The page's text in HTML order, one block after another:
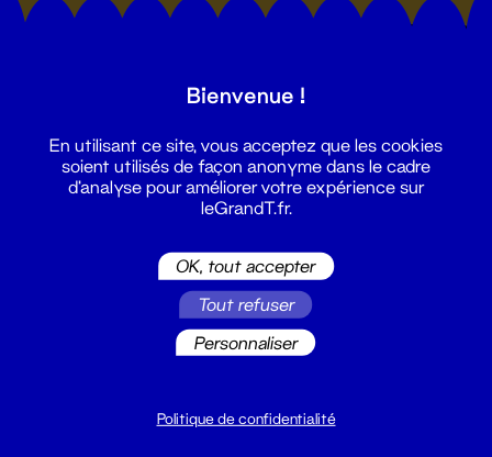
billetterie@leGrandT.fr
Du lundi au vendredi 14h → 18h
Bienvenue !
En utilisant ce site, vous acceptez que les cookies
soient utilisés de façon anonyme dans le cadre
d'analyse pour améliorer votre expérience sur
leGrandT.fr.
OK, tout accepter
Tout refuser
Personnaliser
Politique de confidentialité